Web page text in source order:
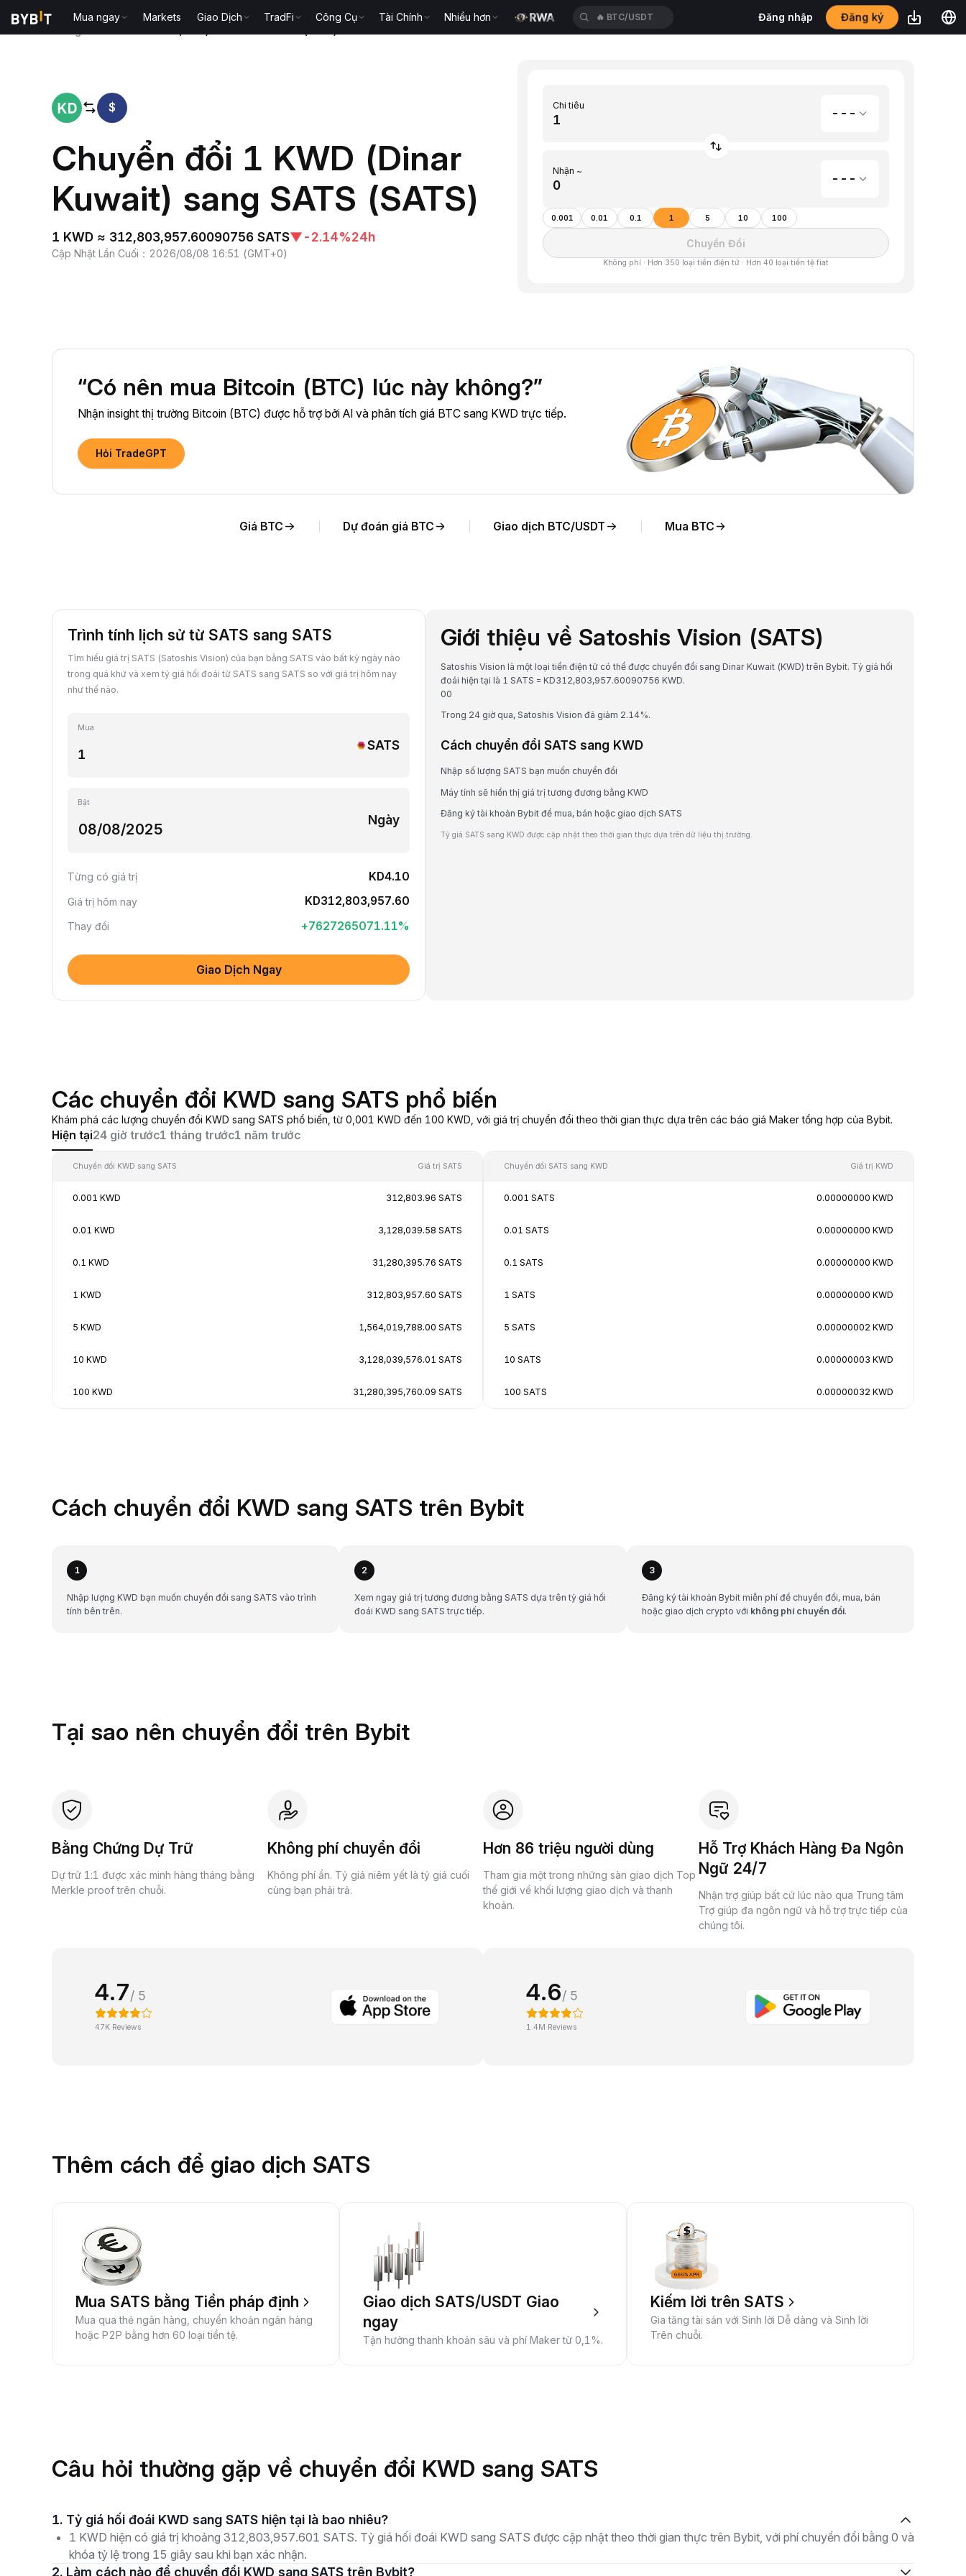
Mua ngay Markets Giao Dịch TradFi Công Cụ Tài Chính Nhiều hơn 🔥 BTC/USDT Đăng nhập Đăng ký
$
Chuyển đổi 1 KWD (Dinar
Kuwait) sang SATS (SATS)
1 KWD ≈ 312,803,957.60090756 SATS▼-2.14%24h
Cập Nhật Lần Cuối ： 2026/08/08 16:51 (GMT+0)
Chi tiêu
---
Nhận ~
---
0.001 0.01 0.1 1 5 10 100
Chuyển Đổi
Không phí · Hơn 350 loại tiền điện tử · Hơn 40 loại tiền tệ fiat
“Có nên mua Bitcoin (BTC) lúc này không?”
Nhận insight thị trường Bitcoin (BTC) được hỗ trợ bởi AI và phân tích giá BTC sang KWD trực tiếp.
Hỏi TradeGPT
Giá BTC Dự đoán giá BTC Giao dịch BTC/USDT Mua BTC
Trình tính lịch sử từ SATS sang SATS
Tìm hiểu giá trị SATS (Satoshis Vision) của bạn bằng SATS vào bất kỳ ngày nào
trong quá khứ và xem tỷ giá hối đoái từ SATS sang SATS so với giá trị hôm nay
như thế nào.
Mua
SATS
Bật
Ngày
Từng có giá trị KD4.10
Giá trị hôm nay KD312,803,957.60
Thay đổi +7627265071.11%
Giao Dịch Ngay
Giới thiệu về Satoshis Vision (SATS)
Satoshis Vision là một loại tiền điện tử có thể được chuyển đổi sang Dinar Kuwait (KWD) trên Bybit. Tỷ giá hối
đoái hiện tại là 1 SATS = KD312,803,957.60090756 KWD.
00
Trong 24 giờ qua, Satoshis Vision đã giảm 2.14%.
Cách chuyển đổi SATS sang KWD
Nhập số lượng SATS bạn muốn chuyển đổi
Máy tính sẽ hiển thị giá trị tương đương bằng KWD
Đăng ký tài khoản Bybit để mua, bán hoặc giao dịch SATS
Tỷ giá SATS sang KWD được cập nhật theo thời gian thực dựa trên dữ liệu thị trường.
Các chuyển đổi KWD sang SATS phổ biến
Khám phá các lượng chuyển đổi KWD sang SATS phổ biến, từ 0,001 KWD đến 100 KWD, với giá trị chuyển đổi theo thời gian thực dựa trên các báo giá Maker tổng hợp của Bybit.
Hiện tại24 giờ trước1 tháng trước1 năm trước
Chuyển đổi KWD sang SATS Giá trị SATS
0.001 KWD 312,803.96 SATS
0.01 KWD 3,128,039.58 SATS
0.1 KWD 31,280,395.76 SATS
1 KWD 312,803,957.60 SATS
5 KWD 1,564,019,788.00 SATS
10 KWD 3,128,039,576.01 SATS
100 KWD 31,280,395,760.09 SATS
Chuyển đổi SATS sang KWD Giá trị KWD
0.001 SATS 0.00000000 KWD
0.01 SATS 0.00000000 KWD
0.1 SATS 0.00000000 KWD
1 SATS 0.00000000 KWD
5 SATS 0.00000002 KWD
10 SATS 0.00000003 KWD
100 SATS 0.00000032 KWD
Cách chuyển đổi KWD sang SATS trên Bybit
1
Nhập lượng KWD bạn muốn chuyển đổi sang SATS vào trình
tính bên trên.
2
Xem ngay giá trị tương đương bằng SATS dựa trên tỷ giá hối
đoái KWD sang SATS trực tiếp.
3
Đăng ký tài khoản Bybit miễn phí để chuyển đổi, mua, bán
hoặc giao dịch crypto với không phí chuyển đổi.
Tại sao nên chuyển đổi trên Bybit
Bằng Chứng Dự Trữ
Dự trữ 1:1 được xác minh hàng tháng bằng
Merkle proof trên chuỗi.
Không phí chuyển đổi
Không phí ẩn. Tỷ giá niêm yết là tỷ giá cuối
cùng bạn phải trả.
Hơn 86 triệu người dùng
Tham gia một trong những sàn giao dịch Top
thế giới về khối lượng giao dịch và thanh
khoản.
Hỗ Trợ Khách Hàng Đa Ngôn
Ngữ 24/7
Nhận trợ giúp bất cứ lúc nào qua Trung tâm
Trợ giúp đa ngôn ngữ và hỗ trợ trực tiếp của
chúng tôi.
4.7/ 5
47K Reviews
4.6/ 5
1.4M Reviews
Thêm cách để giao dịch SATS
Mua SATS bằng Tiền pháp định
Mua qua thẻ ngân hàng, chuyển khoản ngân hàng
hoặc P2P bằng hơn 60 loại tiền tệ.
Giao dịch SATS/USDT Giao
ngay
Tận hưởng thanh khoản sâu và phí Maker từ 0,1%.
Kiếm lời trên SATS
Gia tăng tài sản với Sinh lời Dễ dàng và Sinh lời
Trên chuỗi.
Câu hỏi thường gặp về chuyển đổi KWD sang SATS
1. Tỷ giá hối đoái KWD sang SATS hiện tại là bao nhiêu?
1 KWD hiện có giá trị khoảng 312,803,957.601 SATS. Tỷ giá hối đoái KWD sang SATS được cập nhật theo thời gian thực trên Bybit, với phí chuyển đổi bằng 0 và
khóa tỷ lệ trong 15 giây sau khi bạn xác nhận.
2. Làm cách nào để chuyển đổi KWD sang SATS trên Bybit?